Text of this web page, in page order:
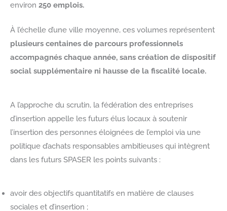
environ 250 emplois.
À l’échelle d’une ville moyenne, ces volumes représentent
plusieurs centaines de parcours professionnels
accompagnés chaque année, sans création de dispositif
social supplémentaire ni hausse de la fiscalité locale.
A l’approche du scrutin, la fédération des entreprises
d’insertion appelle les futurs élus locaux à soutenir
l’insertion des personnes éloignées de l’emploi via une
politique d’achats responsables ambitieuses qui intègrent
dans les futurs SPASER les points suivants :
avoir des objectifs quantitatifs en matière de clauses
sociales et d’insertion ;